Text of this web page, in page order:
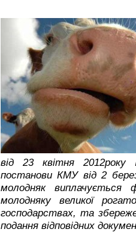
від 23 квітня
постанови КМУ від 2
молодняк виплачується
молодняку великої
господарствах, та
подання відповідних